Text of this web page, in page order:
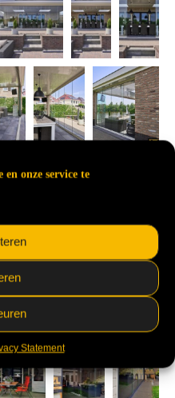
onze service te
Statement